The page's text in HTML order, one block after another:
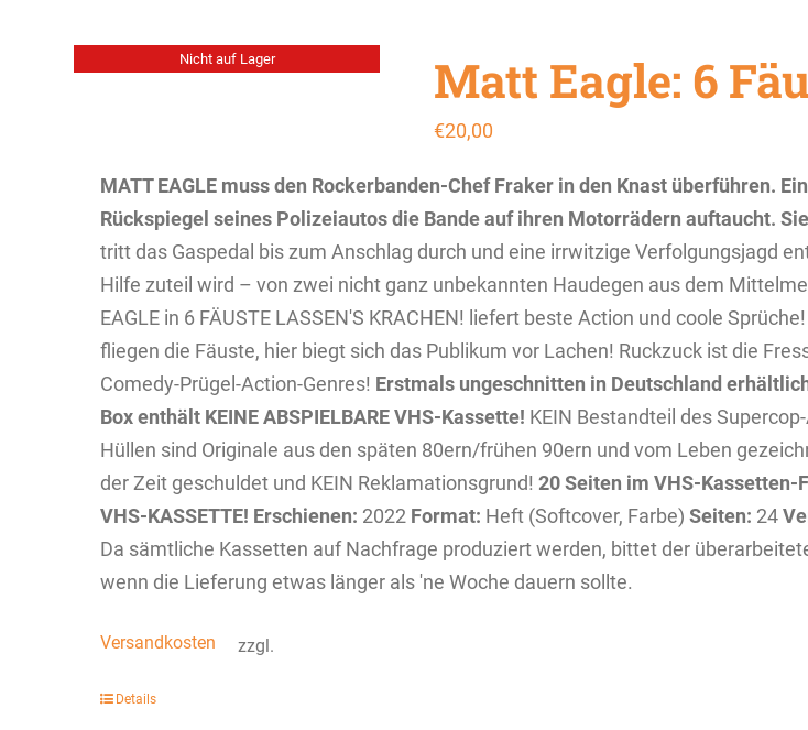
Nicht auf Lager Matt Eagle: 6
€20,00
MATT EAGLE muss den Rockerbanden-Chef Fraker in den Knast überführen.
Rückspiegel seines Polizeiautos die Bande auf ihren Motorrädern auftaucht.
tritt das Gaspedal bis zum Anschlag durch und eine irrwitzige Verfolgungsjagd
Hilfe zuteil wird – von zwei nicht ganz unbekannten Haudegen aus dem
EAGLE in 6 FÄUSTE LASSEN'S KRACHEN! liefert beste Action und coole
fliegen die Fäuste, hier biegt sich das Publikum vor Lachen! Ruckzuck ist die
Comedy-Prügel-Action-Genres! Erstmals ungeschnitten in Deutschland
Box enthält KEINE ABSPIELBARE VHS-Kassette! KEIN Bestandteil des
Hüllen sind Originale aus den späten 80ern/frühen 90ern und vom Leben
der Zeit geschuldet und KEIN Reklamationsgrund!20 Seiten im VHS-Kassetten-
VHS-KASSETTE! Erschienen: 2022 Format: Heft (Softcover, Farbe)Seiten: 24
Da sämtliche Kassetten auf Nachfrage produziert werden, bittet der
wenn die Lieferung etwas länger als 'ne Woche dauern sollte.
zzgl.
Versandkosten
Details